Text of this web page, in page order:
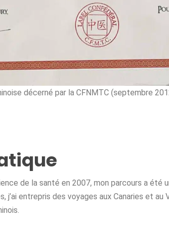
décerné par la CFNMTC (septembre
de la santé en 2007, mon parcours a été
j’ai entrepris des voyages aux Canaries et